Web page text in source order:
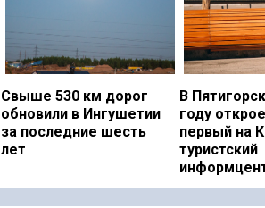
Свыше 530 км дорог
обновили в Ингушетии
за последние шесть
лет
В
году
первый на
туристский